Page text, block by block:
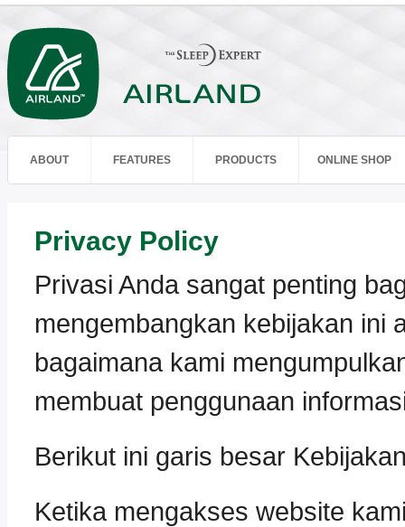
ABOUT FEATURES PRODUCTS ONLINE SHOP
Privacy Policy
Privasi Anda sangat penting
mengembangkan kebijakan ini
bagaimana kami
membuat penggunaan
Berikut ini garis besar
Ketika mengakses website